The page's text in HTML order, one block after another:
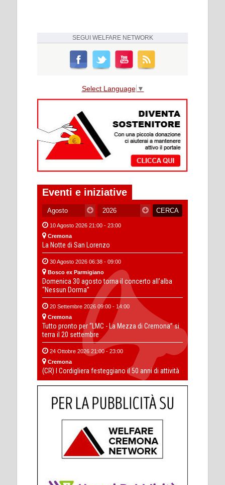
SEGUI WELFARE NETWORK
Select Language ▼
Eventi e iniziative
10 Agosto 2026 21:00 - 23:00
Cremona
La Notte di San Lorenzo
30 Agosto 2026 06:38 - 09:00
Bosco ex Parmigiano
Domenica 30 agosto torna il concerto all’alba
“Nessun Dorma”
20 Settembre 2026 09:00 - 14:00
Cremona
Tutto pronto per “LMC - La Mezza di Cremona” si
terra il 20 settembre
24 Ottobre 2026 21:00 - 23:00
Cremona
(CR) I Cordigliera festeggiano il 50 anni di attività